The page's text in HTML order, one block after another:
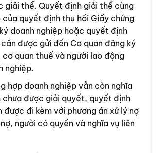
giải thể. Quyết định giải thể cùng
của quyết định thu hồi Giấy chứng
doanh nghiệp hoặc quyết định
được gửi đến Cơ quan đăng ký
cơ quan thuế và người lao động
nghiệp.
hợp doanh nghiệp vẫn còn nghĩa
chưa được giải quyết, quyết định
được đi kèm với phương án xử lý nợ
người có quyền và nghĩa vụ liên